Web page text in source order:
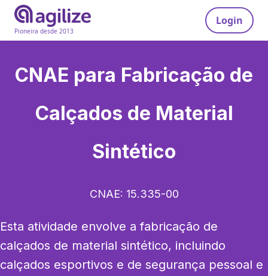
Pioneira desde 2013
Login
CNAE para Fabricação de
Calçados de Material
Sintético
CNAE: 15.335-00
Esta atividade envolve a fabricação de
calçados de material sintético, incluindo
calçados esportivos e de segurança pessoal e